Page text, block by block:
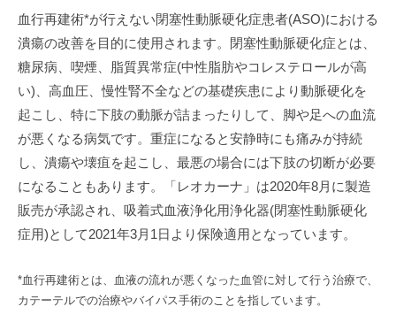
血行再建術*が行えない閉塞性動脈硬化症患者(ASO)における
潰瘍の改善を目的に使用されます。閉塞性動脈硬化症とは、
糖尿病、喫煙、脂質異常症(中性脂肪やコレステロールが高
い)、高血圧、慢性腎不全などの基礎疾患により動脈硬化を
起こし、特に下肢の動脈が詰まったりして、脚や足への血流
が悪くなる病気です。重症になると安静時にも痛みが持続
し、潰瘍や壊疽を起こし、最悪の場合には下肢の切断が必要
になることもあります。「レオカーナ」は2020年8月に製造
販売が承認され、吸着式血液浄化用浄化器(閉塞性動脈硬化
症用)として2021年3月1日より保険適用となっています。
*血行再建術とは、血液の流れが悪くなった血管に対して行う治療で、
カテーテルでの治療やバイパス手術のことを指しています。